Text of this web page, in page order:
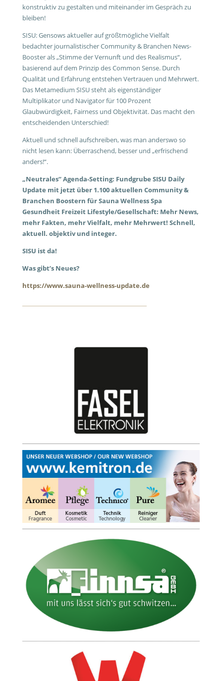
konstruktiv zu gestalten und miteinander im Gespräch zu
bleiben!
SISU: Gensows aktueller auf größtmögliche Vielfalt
bedachter journalistischer Community & Branchen News-
Booster als „Stimme der Vernunft und des Realismus“,
basierend auf dem Prinzip des Common Sense. Durch
Qualität und Erfahrung entstehen Vertrauen und Mehrwert.
Das Metamedium SISU steht als eigenständiger
Multiplikator und Navigator für 100 Prozent
Glaubwürdigkeit, Fairness und Objektivität. Das macht den
entscheidenden Unterschied!
Aktuell und schnell aufschreiben, was man anderswo so
nicht lesen kann: Überraschend, besser und „erfrischend
anders!“.
„Neutrales“ Agenda-Setting: Fundgrube SISU Daily
Update mit jetzt über 1.100 aktuellen Community &
Branchen Boostern für Sauna Wellness Spa
Gesundheit Freizeit Lifestyle/Gesellschaft: Mehr News,
mehr Fakten, mehr Vielfalt, mehr Mehrwert! Schnell,
aktuell. objektiv und integer.
SISU ist da!
Was gibt’s Neues?
https://www.sauna-wellness-update.de